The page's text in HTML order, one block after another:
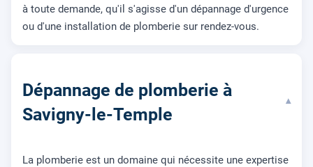
à toute demande, qu'il s'agisse d'un dépannage d'urgence
ou d'une installation de plomberie sur rendez-vous.
Dépannage de plomberie à
Savigny-le-Temple
▾
La plomberie est un domaine qui nécessite une expertise